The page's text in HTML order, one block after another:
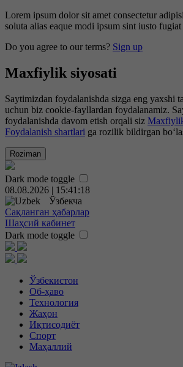
Lorem ipsum dolor sit amet consectetur
soluta alias eaque modi ipsum sint iusto
Do you agree to our terms? Sign up
Maxfiylik siyosati
Saytimizdan foydalanishda sizga eng yaxshi
uchun biz cookie-fayllardan foydalanamiz.
foydalanishda davom etish orqali siz
Foydalanish shartlari ga rozilik bildirgan
Roziman
Dark mode toggle
08.08.2026 | 15:41:19
Ўзбекча
Сақланган ҳабарлар
Шаҳсий кабинет
Dark mode toggle
Ўзбекистон
Об-ҳаво
Технология
Жаҳон
Иқтисодиёт
Спорт
Маҳаллий